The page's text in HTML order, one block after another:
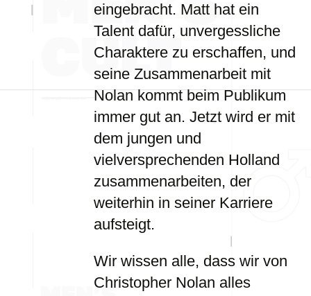
eingebracht. Matt hat ein
Talent dafür, unvergessliche
Charaktere zu erschaffen, und
seine Zusammenarbeit mit
Nolan kommt beim Publikum
immer gut an. Jetzt wird er mit
dem jungen und
vielversprechenden Holland
zusammenarbeiten, der
weiterhin in seiner Karriere
aufsteigt.
Wir wissen alle, dass wir von
Christopher Nolan alles